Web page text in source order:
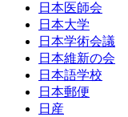
日本医師会
日本大学
日本学術会議
日本維新の会
日本語学校
日本郵便
日産